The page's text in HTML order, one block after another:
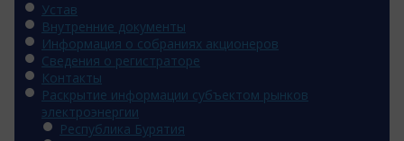
Устав
Внутренние документы
Информация о собраниях акционеров
Сведения о регистраторе
Контакты
Раскрытие информации субъектом рынков
электроэнергии
Республика Бурятия